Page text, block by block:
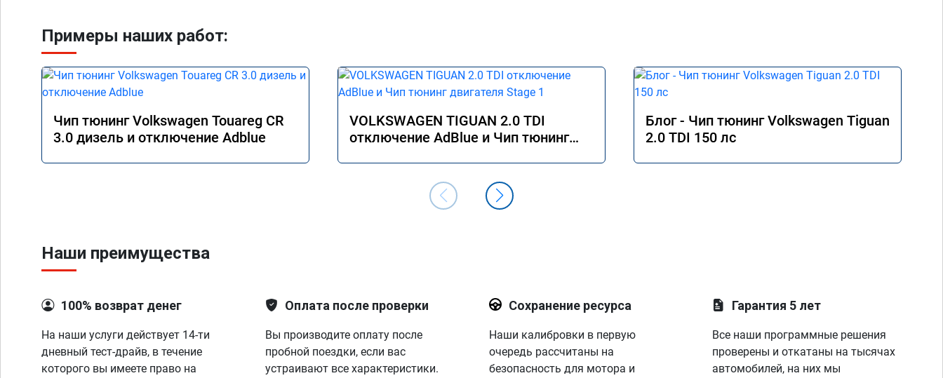
Примеры наших работ:
Чип тюнинг Volkswagen Touareg CR
3.0 дизель и отключение Adblue
VOLKSWAGEN TIGUAN 2.0 TDI
отключение AdBlue и Чип тюнинг
Блог - Чип тюнинг Volkswagen Tiguan
2.0 TDI 150 лс
Наши преимущества
100% возврат денег
На наши услуги действует 14-ти
дневный тест-драйв, в течение
которого вы имеете право на
Оплата после проверки
Вы производите оплату после
пробной поездки, если вас
устраивают все характеристики.
Сохранение ресурса
Наши калибровки в первую
очередь рассчитаны на
безопасность для мотора и
Гарантия 5 лет
Все наши программные решения
проверены и откатаны на тысячах
автомобилей, на них мы